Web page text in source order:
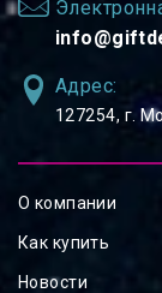
Адрес:
127254, ⁠г.
О компании
Как купить
Новости